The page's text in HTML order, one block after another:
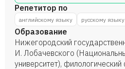
Репетитор по
английскому языку русскому языку
Образование
Нижегородский
И. Лобачевского
университет),